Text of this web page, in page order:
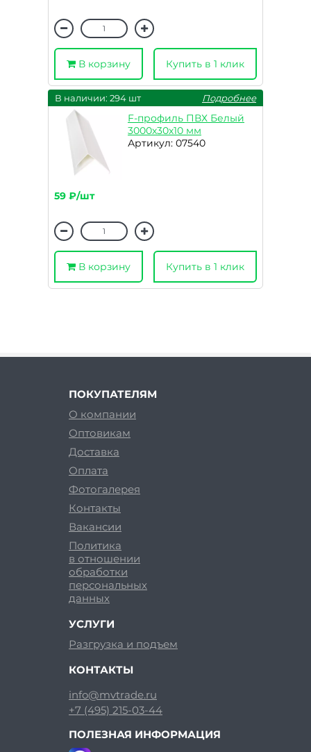
В корзину Купить в 1 клик
В наличии: 294 шт Подробнее
F-профиль ПВХ Белый
3000х30х10 мм
Артикул: 07540
59 ₽/шт
В корзину Купить в 1 клик
ПОКУПАТЕЛЯМ
О компании
Оптовикам
Доставка
Оплата
Фотогалерея
Контакты
Вакансии
Политика
в отношении
обработки
персональных
данных
УСЛУГИ
Разгрузка и подъем
КОНТАКТЫ
info@mvtrade.ru
+7 (495) 215-03-44
ПОЛЕЗНАЯ ИНФОРМАЦИЯ